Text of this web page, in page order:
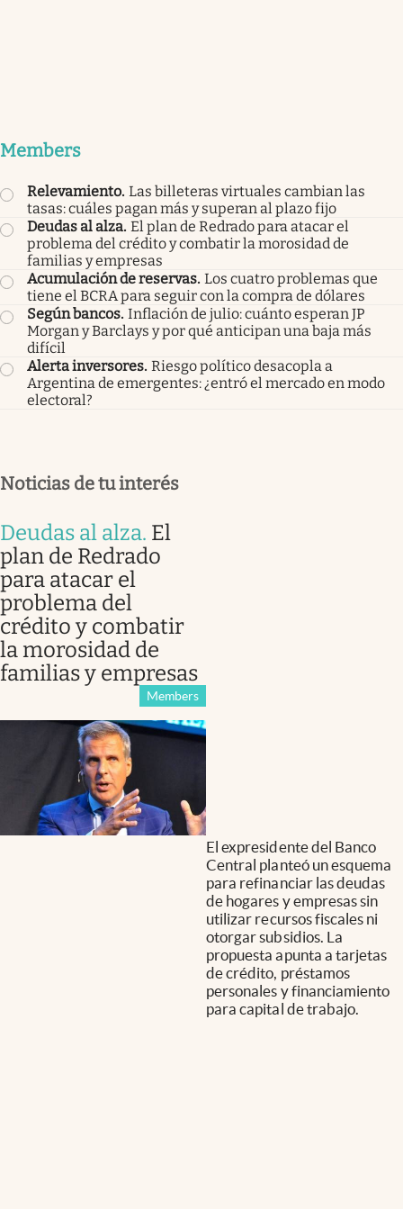
Members
Relevamiento. Las billeteras virtuales cambian las
tasas: cuáles pagan más y superan al plazo fijo
Deudas al alza. El plan de Redrado para atacar el
problema del crédito y combatir la morosidad de
familias y empresas
Acumulación de reservas. Los cuatro problemas que
tiene el BCRA para seguir con la compra de dólares
Según bancos. Inflación de julio: cuánto esperan JP
Morgan y Barclays y por qué anticipan una baja más
difícil
Alerta inversores. Riesgo político desacopla a
Argentina de emergentes: ¿entró el mercado en modo
electoral?
Noticias de tu interés
Deudas al alza. El
plan de Redrado
para atacar el
problema del
crédito y combatir
la morosidad de
familias y empresas
Members
El expresidente del Banco
Central planteó un esquema
para refinanciar las deudas
de hogares y empresas sin
utilizar recursos fiscales ni
otorgar subsidios. La
propuesta apunta a tarjetas
de crédito, préstamos
personales y financiamiento
para capital de trabajo.